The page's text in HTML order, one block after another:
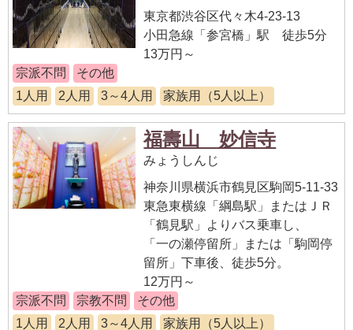
東京都渋谷区代々木4-23-13
小田急線「参宮橋」駅 徒歩5分
13万円～
宗派不問
その他
1人用
2人用 3～4人用 家族用（5人以上）
福壽山 妙信寺
みょうしんじ
神奈川県横浜市鶴見区駒岡5-11-33
東急東横線「綱島駅」またはＪＲ
「鶴見駅」よりバス乗車し、
「一の瀬停留所」または「駒岡停
留所」下車後、徒歩5分。
12万円～
宗派不問
宗教不問
その他
1人用
2人用 3～4人用 家族用（5人以上）